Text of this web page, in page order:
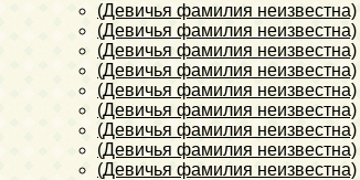
(Девичья фамилия неизвестна)
(Девичья фамилия неизвестна)
(Девичья фамилия неизвестна)
(Девичья фамилия неизвестна)
(Девичья фамилия неизвестна)
(Девичья фамилия неизвестна)
(Девичья фамилия неизвестна)
(Девичья фамилия неизвестна)
(Девичья фамилия неизвестна)